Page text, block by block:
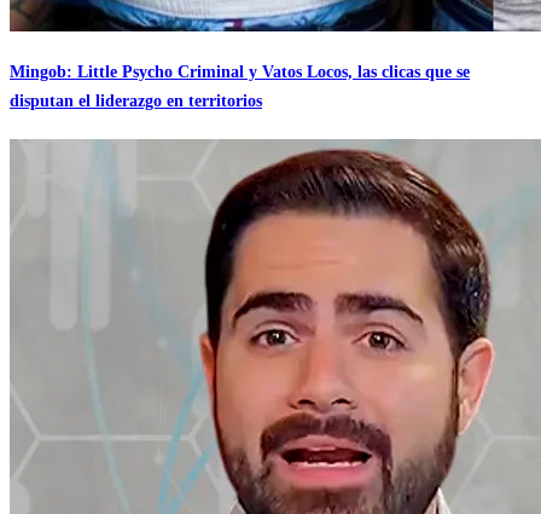
Mingob: Little Psycho Criminal y Vatos Locos, las clicas que se
disputan el liderazgo en territorios